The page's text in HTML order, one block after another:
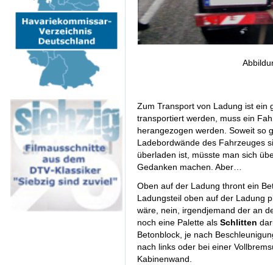
Zum Transport von Ladung ist ein
transportiert werden, muss ein
herangezogen werden. Soweit so
Ladebordwände des Fahrzeuges
überladen ist, müsste man sich
Gedanken machen. Aber…
Oben auf der Ladung thront ein
Ladungsteil oben auf der Ladung
wäre, nein, irgendjemand der an
noch eine Palette als Schlitten
Betonblock, je nach
nach links oder bei einer
Kabinenwand.